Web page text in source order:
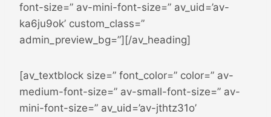
font-size=” av-mini-font-size=” av_uid=’av-
ka6ju9ok’ custom_class=”
admin_preview_bg=”][/av_heading]
[av_textblock size=” font_color=” color=” av-
medium-font-size=” av-small-font-size=” av-
mini-font-size=” av_uid=’av-jthtz31o’